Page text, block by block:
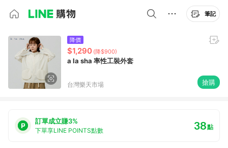
筆記
降價
$1,290 (降$900)
a la sha 率性工裝外套
台灣樂天市場 搶購
訂單成立賺3%
下單享LINE POINTS點數 38點